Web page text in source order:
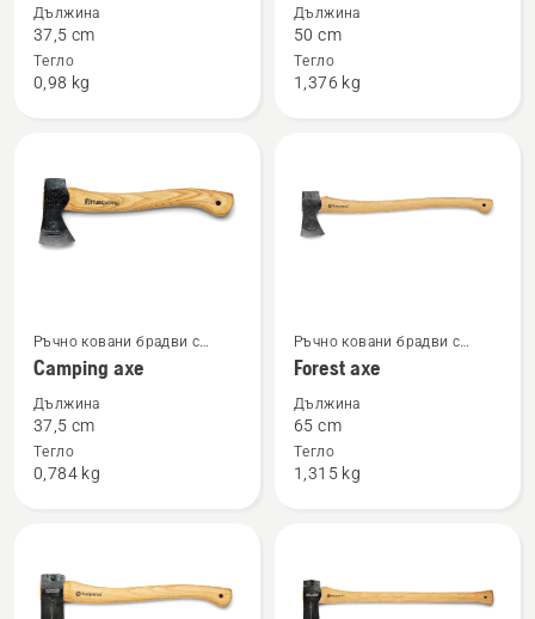
за
Hatchet
Дължина
37,5 cm
Тегло
0,98 kg
за
Carpenter's
axe
Дължина
50 cm
Тегло
1,376 kg
Вижте
повече
за
Camping
axe
Ръчно ковани брадви с
дървена ръкохватка
Camping axe
Дължина
37,5 cm
Тегло
0,784 kg
Вижте
повече
за
Forest
axe
Ръчно ковани брадви с
дървена ръкохватка
Forest axe
Дължина
65 cm
Тегло
1,315 kg